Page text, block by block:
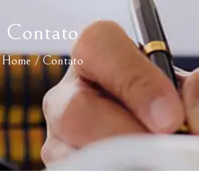
Contato
Home / Contato